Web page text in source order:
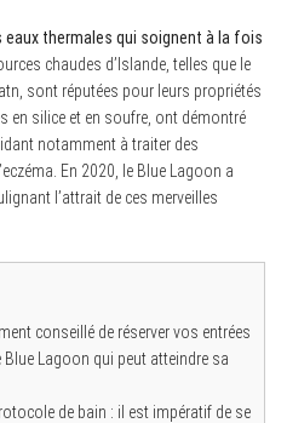
eaux thermales qui soignent à la fois
chaudes d’Islande, telles que le
sont réputées pour leurs propriétés
en silice et en soufre, ont démontré
notamment à traiter des
En 2020, le Blue Lagoon a
l’attrait de ces merveilles
conseillé de réserver vos entrées
Blue Lagoon qui peut atteindre sa
de bain : il est impératif de se